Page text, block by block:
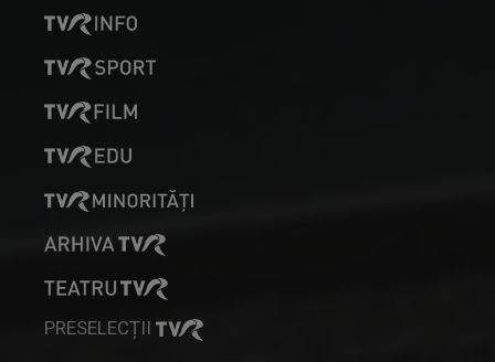
MAŞINA TIMPULUI
Un calendar al evenimentelor zilei
STELIANA ORĂŞANU
Vă întâlniţi cu Steliana Orăşanu la ...
PRESELECȚII